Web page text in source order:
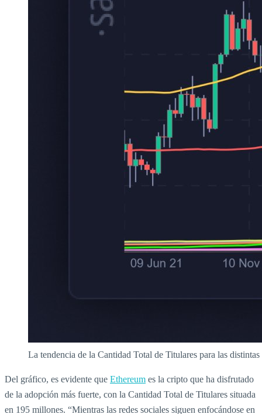
La tendencia de la Cantidad Total de Titulares para las
Del gráfico, es evidente que Ethereum es la cripto que ha disfrutado
de la adopción más fuerte, con la Cantidad Total de Titulares situada
en 195 millones. “Mientras las redes sociales siguen enfocándose en